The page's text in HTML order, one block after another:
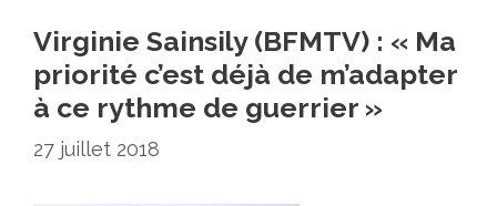
Virginie Sainsily (BFMTV) : « Ma
priorité c’est déjà de m’adapter
à ce rythme de guerrier »
27 juillet 2018